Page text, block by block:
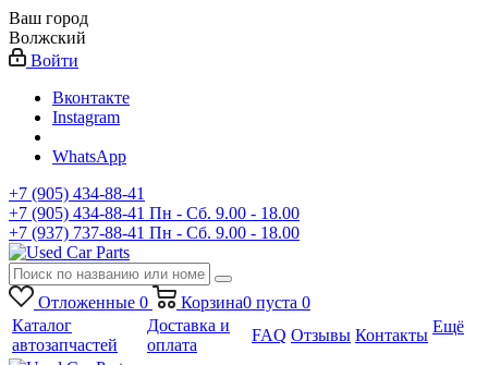
Ваш город
Волжский
Войти
Вконтакте
Instagram
WhatsApp
+7 (905) 434-88-41
+7 (905) 434-88-41 Пн - Сб. 9.00 - 18.00
+7 (937) 737-88-41 Пн - Сб. 9.00 - 18.00
Отложенные 0 Корзина0 пуста 0
Каталог
автозапчастей
Доставка и
оплата
FAQ Отзывы Контакты Ещё